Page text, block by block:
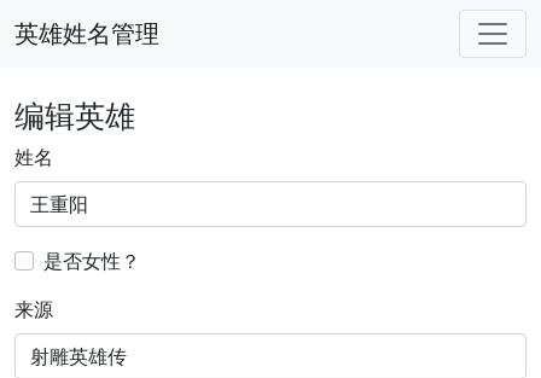
英雄姓名管理
编辑英雄
姓名
是否女性？
来源